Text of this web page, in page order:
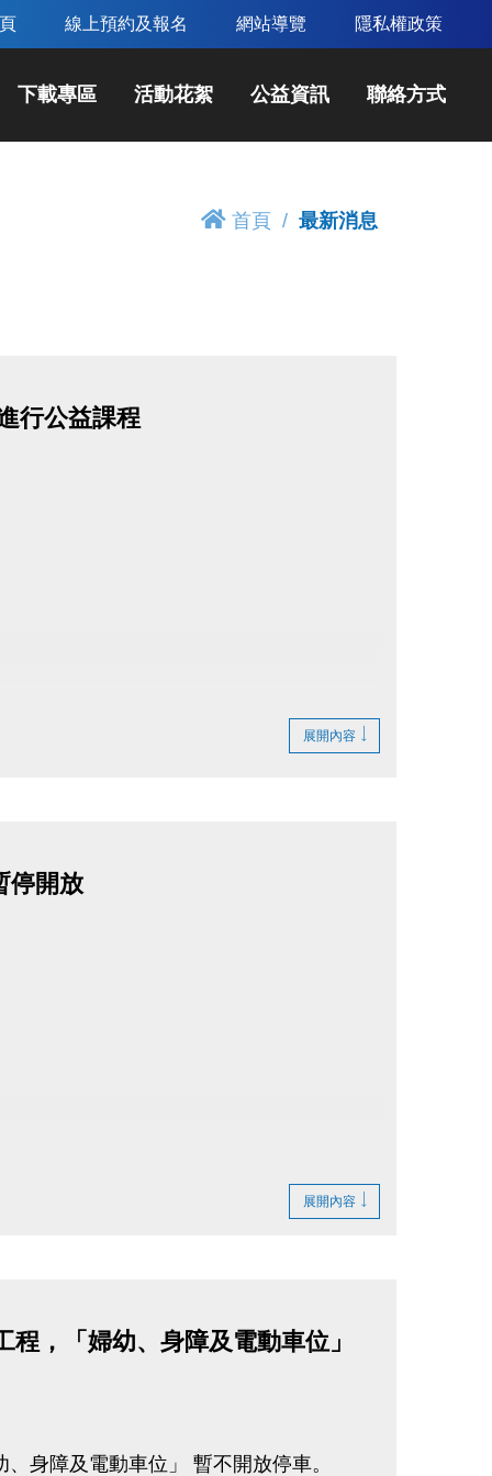
線上預約及報名 網站導覽 隱私權政策
下載專區 活動花絮 公益資訊 聯絡方式
首頁 最新消息
行公益課程
展開內容
停開放
展開內容
，「婦幼、身障及電動車位」
身障及電動車位」 暫不開放停車。